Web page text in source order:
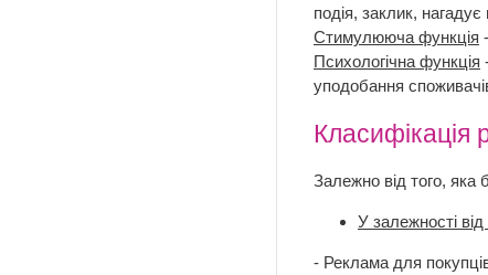
подія, заклик,
Стимулююча функція
Психологічна функція
уподобання
Класифікація
Залежно від того, яка
У залежності
- Реклама для